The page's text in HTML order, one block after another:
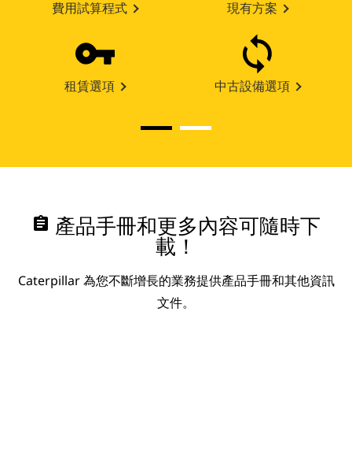
費用試算程式 現有方案
租賃選項 中古設備選項
assignment 產品手冊和更多內容可隨時下
載！
Caterpillar 為您不斷增長的業務提供產品手冊和其他資訊
文件。